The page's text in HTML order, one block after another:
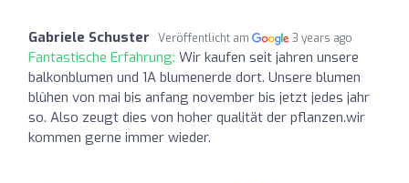
Gabriele Schuster Veröffentlicht am 3 years ago
Fantastische Erfahrung: Wir kaufen seit jahren unsere
balkonblumen und 1A blumenerde dort. Unsere blumen
blûhen von mai bis anfang november bis jetzt jedes jahr
so. Also zeugt dies von hoher qualität der pflanzen.wir
kommen gerne immer wieder.